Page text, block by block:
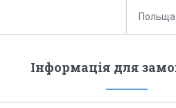
Польща
Інформація для